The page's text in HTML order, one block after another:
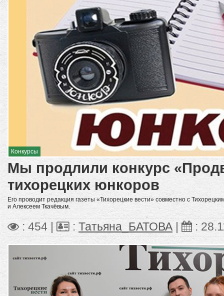
Конкурсы
Мы продлили конкурс
тихорецких юнкоров
Его проводит редакция газеты «Тихорецкие вести» совместно с
и Алексеем Ткачёвым.
: 454 | : Татьяна_БАТОВА| :